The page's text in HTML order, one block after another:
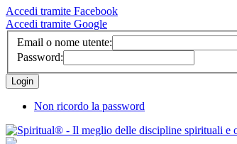
Accedi tramite Facebook
Accedi tramite Google
Email o nome utente:
Password:
Non ricordo la password